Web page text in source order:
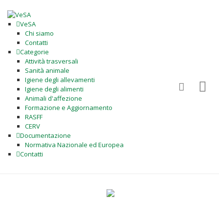
VeSA
Chi siamo
Contatti
Categorie
Attività trasversali
Sanità animale
Igiene degli allevamenti
Igiene degli alimenti
Animali d'affezione
Formazione e Aggiornamento
RASFF
CERV
Documentazione
Normativa Nazionale ed Europea
Contatti